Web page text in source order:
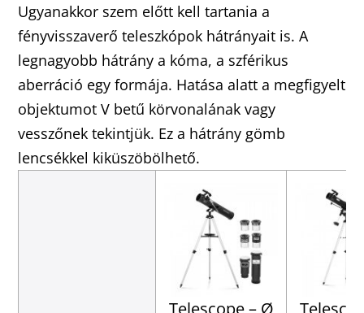
Ugyanakkor szem előtt kell tartania a
fényvisszaverő teleszkópok hátrányait is. A
legnagyobb hátrány a kóma, a szférikus
aberráció egy formája. Hatása alatt a megfigyelt
objektumot V betű körvonalának vagy
vesszőnek tekintjük. Ez a hátrány gömb
lencsékkel kiküszöbölhető.
Telescope – Ø